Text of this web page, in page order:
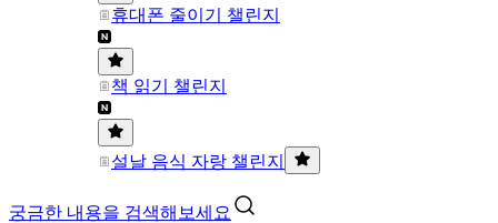
휴대폰 줄이기 챌린지
책 읽기 챌린지
설날 음식 자랑 챌린지
궁금한 내용을 검색해보세요